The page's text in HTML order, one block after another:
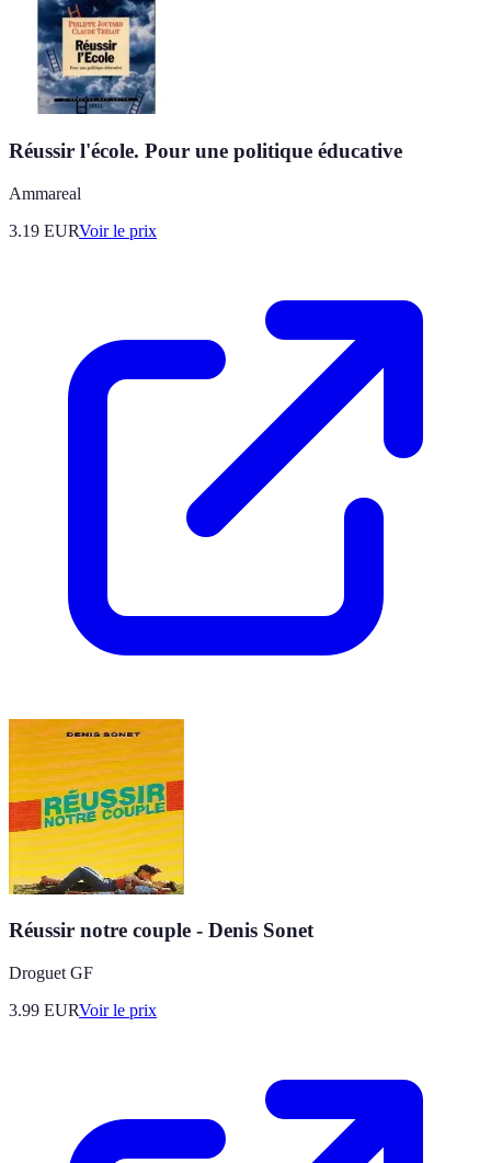
Réussir l'école. Pour une politique éducative
Ammareal
3.19 EURVoir le prix
Réussir notre couple - Denis Sonet
Droguet GF
3.99 EURVoir le prix